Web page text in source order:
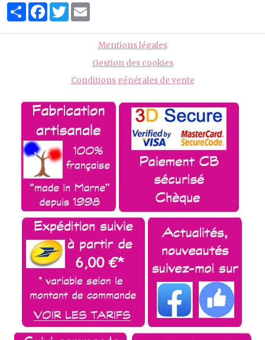
PartagerFacebook
Twitter
Mentions légales
Gestion des cookies
Conditions générales de vente